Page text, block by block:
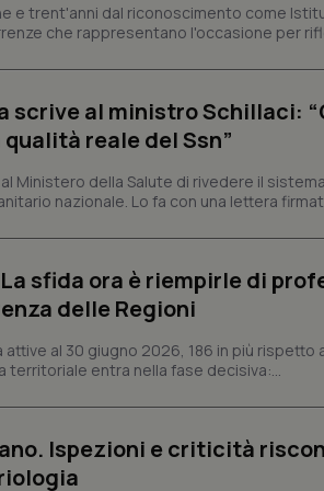
e trent'anni dal riconoscimento come
che rappresentano l'occasione per
scrive al ministro Schillaci:
reale del Ssn”
Ministero della Salute di rivedere il
nazionale. Lo fa con una lettera
sfida ora è riempirle di
delle Regioni
attive al 30 giugno 2026, 186 in più rispetto
territoriale entra nella fase decisiva:...
Ispezioni e criticità
dei
settimane
www.quotidianosanita.it
Google LLC
.quotidianosanita.it
1 anno 1
mese
www.quotidianosanita.it
.quotidianosanita.it